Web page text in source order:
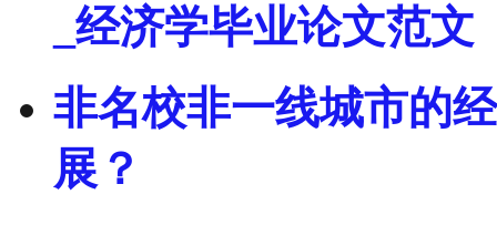
_经济学毕业论文范文
非名校非一线城市的
展？